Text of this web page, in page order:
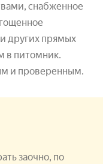
снабженное
других прямых
в питомник.
и проверенным.
заочно, по